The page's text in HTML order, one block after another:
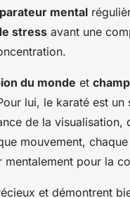
mental
stress avant une
du monde et
lui, le karaté est
de la visualisation,
mouvement,
mentalement pour la
et démontrent